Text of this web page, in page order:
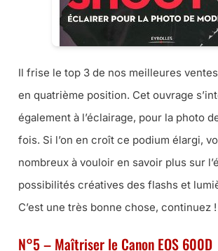
Il frise le top 3 de nos meilleures
en quatrième position. Cet ouvrage
également à l’éclairage, pour la photo
fois. Si l’on en croît ce podium élargi,
nombreux à vouloir en savoir plus sur
possibilités créatives des flashs et
C’est une très bonne chose, continuez !
N°5 – Maîtriser le Canon EOS 600D